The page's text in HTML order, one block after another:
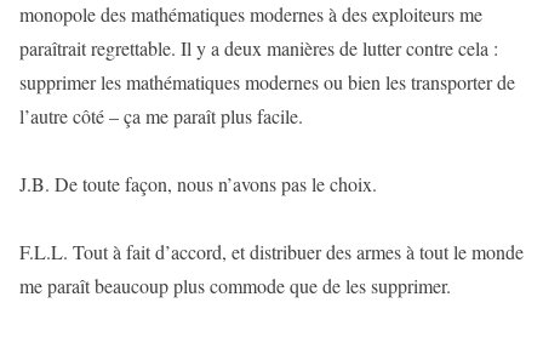
monopole des mathématiques modernes à des exploiteurs me
paraîtrait regrettable. Il y a deux manières de lutter contre cela :
supprimer les mathématiques modernes ou bien les transporter de
l’autre côté – ça me paraît plus facile.
J.B. De toute façon, nous n’avons pas le choix.
F.L.L. Tout à fait d’accord, et distribuer des armes à tout le monde
me paraît beaucoup plus commode que de les supprimer.